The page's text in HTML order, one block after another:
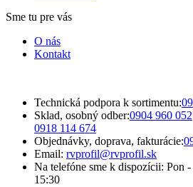
Sme tu pre vás
O nás
Kontakt
Technická podpora k sortimentu:
Sklad, osobný odber:0904 960 052
0918 114 674
Objednávky, doprava, fakturácie:
Email: rvprofil@rvprofil.sk
Na telefóne sme k dispozícii: Pon
15:30